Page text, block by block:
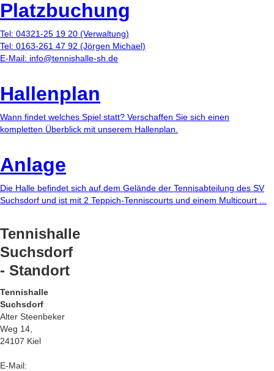
Platzbuchung
Tel: 04321-25 19 20 (Verwaltung)
Tel: 0163-261 47 92 (Jörgen Michael)
E-Mail: info@tennishalle-sh.de
Hallenplan
Wann findet welches Spiel statt? Verschaffen Sie sich einen
kompletten Überblick mit unserem Hallenplan.
Anlage
Die Halle befindet sich auf dem Gelände der Tennisabteilung des SV
Suchsdorf und ist mit 2 Teppich-Tenniscourts und einem Multicourt ...
Tennishalle
Suchsdorf
- Standort
Tennishalle
Suchsdorf
Alter Steenbeker
Weg 14,
24107 Kiel
E-Mail: